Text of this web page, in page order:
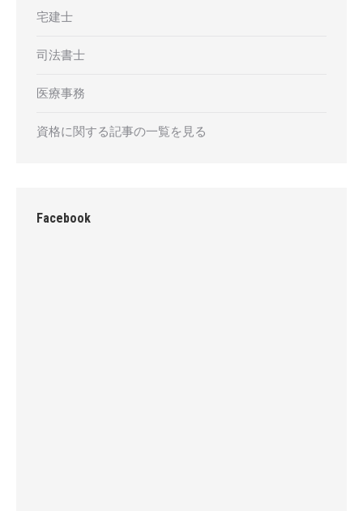
宅建士
司法書士
医療事務
資格に関する記事の一覧を見る
Facebook